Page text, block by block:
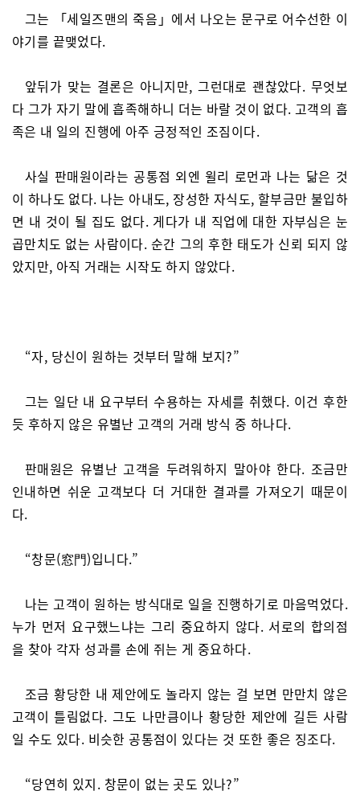
그는 「세일즈맨의 죽음」에서 나오는 문구로 어수선한 이
야기를 끝맺었다.
앞뒤가 맞는 결론은 아니지만, 그런대로 괜찮았다. 무엇보
다 그가 자기 말에 흡족해하니 더는 바랄 것이 없다. 고객의 흡
족은 내 일의 진행에 아주 긍정적인 조짐이다.
사실 판매원이라는 공통점 외엔 윌리 로먼과 나는 닮은 것
이 하나도 없다. 나는 아내도, 장성한 자식도, 할부금만 불입하
면 내 것이 될 집도 없다. 게다가 내 직업에 대한 자부심은 눈
곱만치도 없는 사람이다. 순간 그의 후한 태도가 신뢰 되지 않
았지만, 아직 거래는 시작도 하지 않았다.
“자, 당신이 원하는 것부터 말해 보지?”
그는 일단 내 요구부터 수용하는 자세를 취했다. 이건 후한
듯 후하지 않은 유별난 고객의 거래 방식 중 하나다.
판매원은 유별난 고객을 두려워하지 말아야 한다. 조금만
인내하면 쉬운 고객보다 더 거대한 결과를 가져오기 때문이
다.
“창문(窓門)입니다.”
나는 고객이 원하는 방식대로 일을 진행하기로 마음먹었다.
누가 먼저 요구했느냐는 그리 중요하지 않다. 서로의 합의점
을 찾아 각자 성과를 손에 쥐는 게 중요하다.
조금 황당한 내 제안에도 놀라지 않는 걸 보면 만만치 않은
고객이 틀림없다. 그도 나만큼이나 황당한 제안에 길든 사람
일 수도 있다. 비슷한 공통점이 있다는 것 또한 좋은 징조다.
“당연히 있지. 창문이 없는 곳도 있나?”